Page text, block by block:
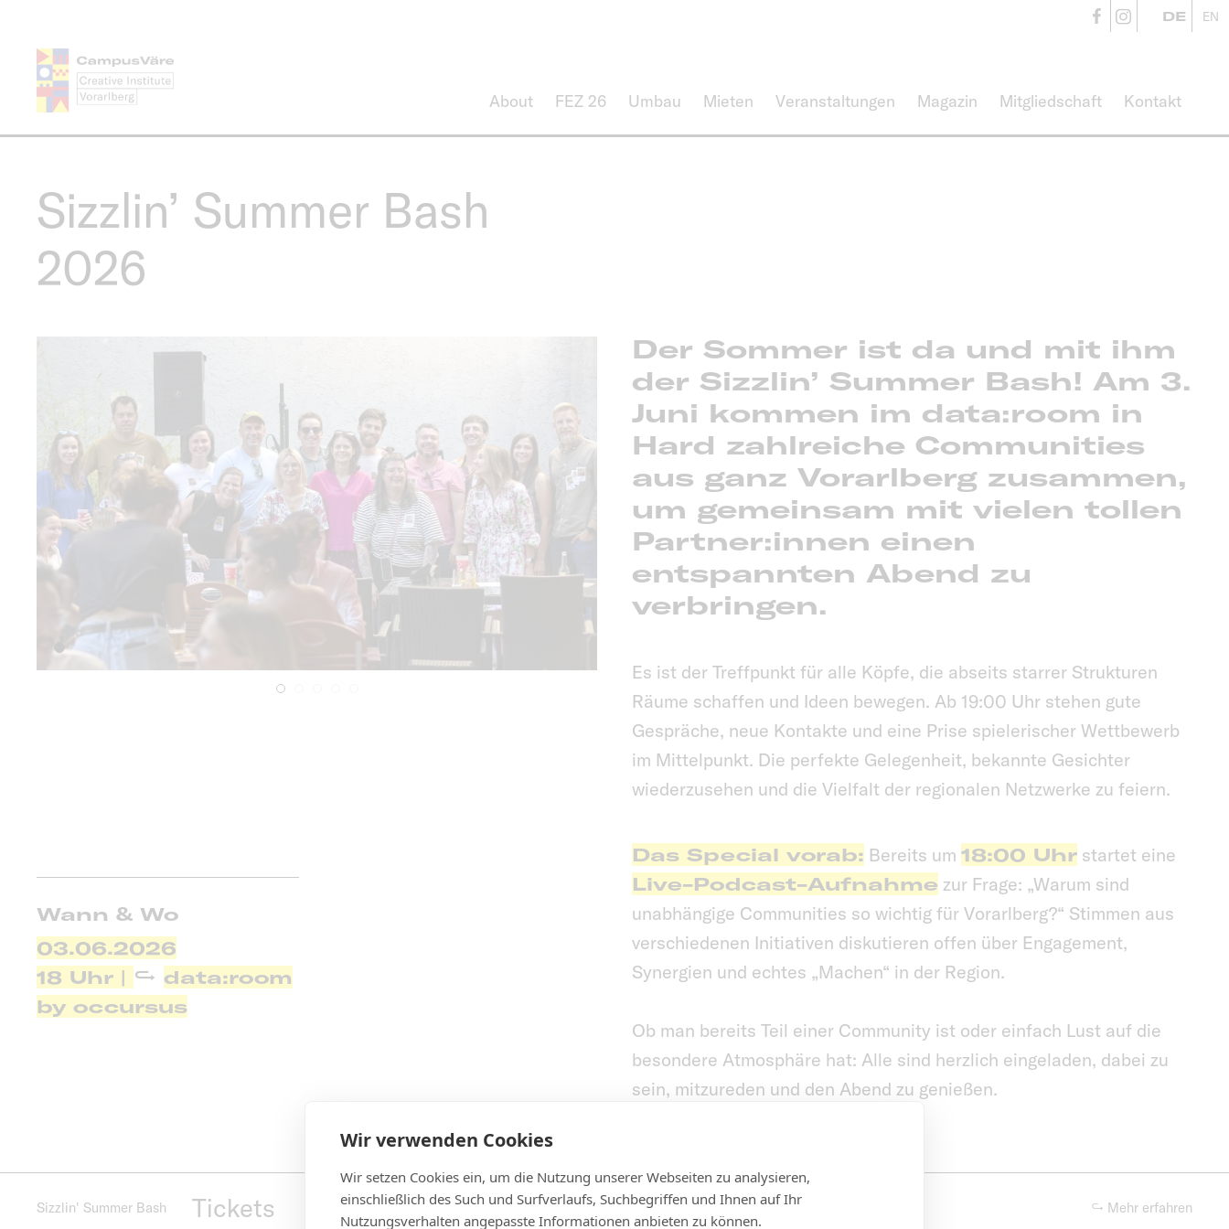
Wir verwenden Cookies
Wir setzen Cookies ein, um die Nutzung unserer Webseiten zu analysieren,
einschließlich des Such und Surfverlaufs, Suchbegriffen und Ihnen auf Ihr
Nutzungsverhalten angepasste Informationen anbieten zu können.
About FEZ 26 Umbau Mieten Veranstaltungen Magazin Mitgliedschaft Kontakt
DE EN
Sizzlin’ Summer Bash
2026
Der Sommer ist da und mit ihm
der Sizzlin’ Summer Bash! Am 3.
Juni kommen im data:room in
Hard zahlreiche Communities
aus ganz Vorarlberg zusammen,
um gemeinsam mit vielen tollen
Partner:innen einen
entspannten Abend zu
verbringen.
Es ist der Treffpunkt für alle Köpfe, die abseits starrer Strukturen
Räume schaffen und Ideen bewegen. Ab 19:00 Uhr stehen gute
Gespräche, neue Kontakte und eine Prise spielerischer Wettbewerb
im Mittelpunkt. Die perfekte Gelegenheit, bekannte Gesichter
wiederzusehen und die Vielfalt der regionalen Netzwerke zu feiern.
Wann & Wo
03.06.2026
18 Uhr |
data:room
by occursus
Das Special vorab: Bereits um 18:00 Uhrstartet eine
Live-Podcast-Aufnahme zur Frage: „Warum sind
unabhängige Communities so wichtig für Vorarlberg?“ Stimmen aus
verschiedenen Initiativen diskutieren offen über Engagement,
Synergien und echtes „Machen“ in der Region.
Ob man bereits Teil einer Community ist oder einfach Lust auf die
besondere Atmosphäre hat: Alle sind herzlich eingeladen, dabei zu
sein, mitzureden und den Abend zu genießen.
Sizzlin' Summer Bash Tickets ↪ Mehr erfahren